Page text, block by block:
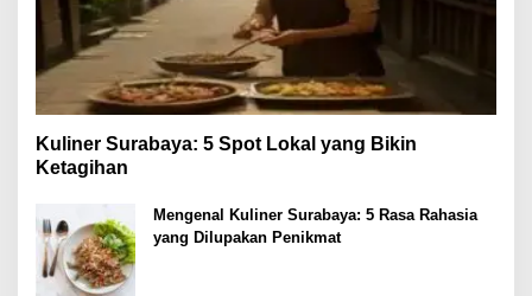
Kuliner Surabaya: 5 Spot Lokal yang Bikin
Ketagihan
Mengenal Kuliner Surabaya: 5 Rasa Rahasia
yang Dilupakan Penikmat